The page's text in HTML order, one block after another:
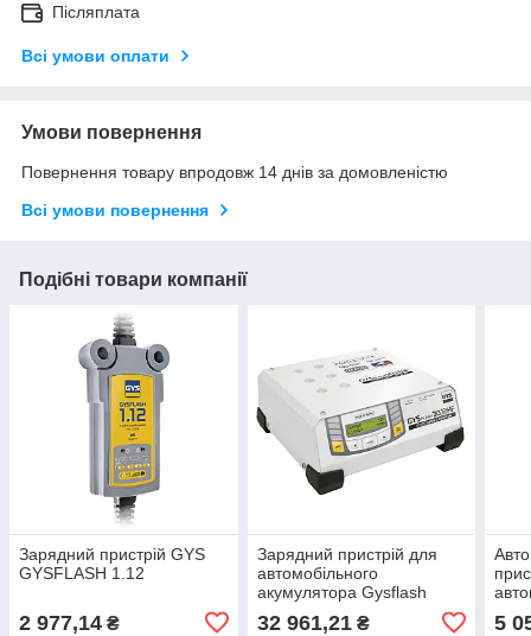
Післяплата
Всі умови оплати
Умови повернення
Повернення товару впродовж 14 днів за домовленістю
Всі умови повернення
Подібні товари компанії
Зарядний пристрій GYS
GYSFLASH 1.12
2 977,14 ₴
Зарядний пристрій для
автомобільного
акумулятора Gysflash
32 961,21₴ 5